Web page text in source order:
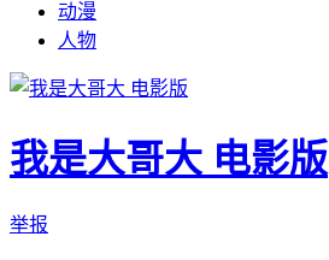
动漫
人物
我是大哥大 电影版
举报